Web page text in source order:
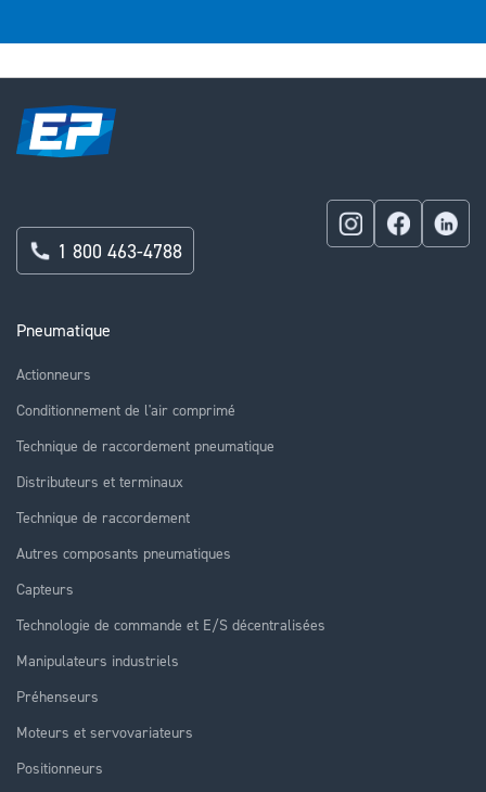
Pneumatique
Actionneurs
Conditionnement de l'air comprimé
Technique de raccordement pneumatique
Distributeurs et terminaux
Technique de raccordement
Autres composants pneumatiques
Capteurs
Technologie de commande et E/S décentralisées
Manipulateurs industriels
Préhenseurs
Moteurs et servovariateurs
Positionneurs
1 800 463-4788